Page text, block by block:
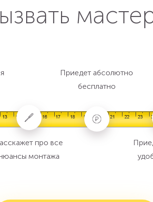
про все
монтажа
Приедет абсолютно
бесплатно